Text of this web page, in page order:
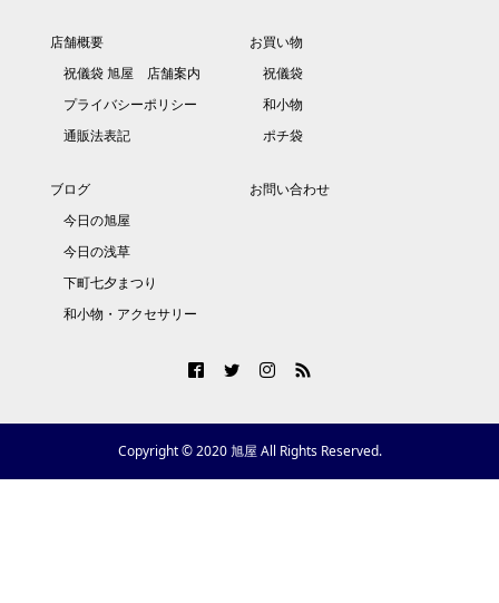
店舗概要
祝儀袋 旭屋 店舗案内
プライバシーポリシー
通販法表記
お買い物
祝儀袋
和小物
ポチ袋
ブログ
今日の旭屋
今日の浅草
下町七夕まつり
和小物・アクセサリー
お問い合わせ
Copyright © 2020 旭屋 All Rights Reserved.